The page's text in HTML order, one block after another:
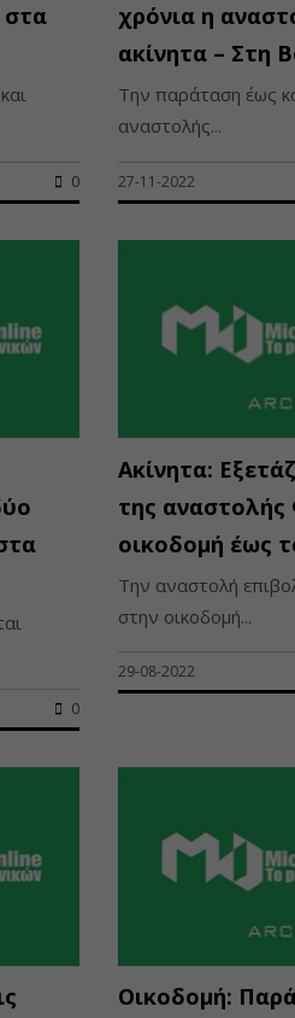
στα
0
χρόνια η
ακίνητα – Στη
Την παράταση έως
αναστολής...
27-11-2022
0
Ακίνητα:
της
οικοδομή έως
Την αναστολή
στην οικοδομή...
29-08-2022
Οικοδομή: